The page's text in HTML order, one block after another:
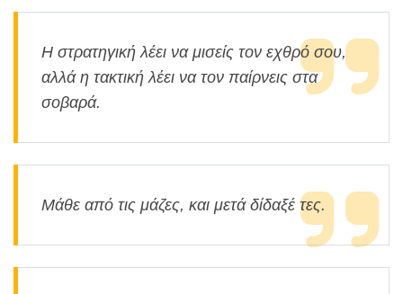
Η στρατηγική λέει να μισείς τον εχθρό σου,
αλλά η τακτική λέει να τον παίρνεις στα
σοβαρά.
Μάθε από τις μάζες, και μετά δίδαξέ τες.